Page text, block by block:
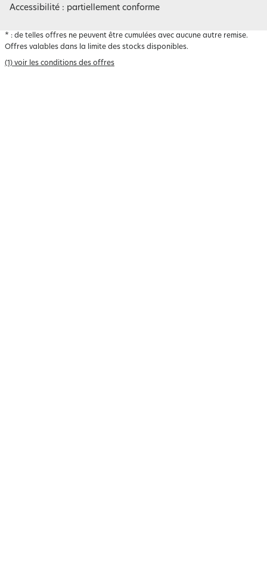
Accessibilité : partiellement conforme
* : de telles offres ne peuvent être cumulées avec aucune autre remise.
Offres valables dans la limite des stocks disponibles.
(1) voir les conditions des offres